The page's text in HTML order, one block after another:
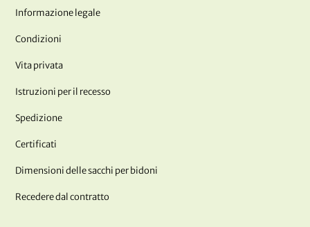
Informazione legale
Condizioni
Vita privata
Istruzioni per il recesso
Spedizione
Certificati
Dimensioni delle sacchi per bidoni
Recedere dal contratto